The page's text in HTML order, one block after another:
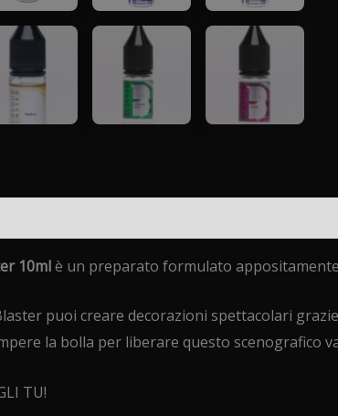
10mlè un preparato formulato
puoi creare decorazioni spettacolari
la bolla per liberare questo scenografico
TU!